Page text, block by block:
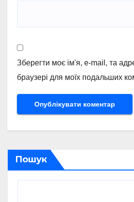
Зберегти моє ім'я, e-mail, та
браузері для моїх подальших
Пошук